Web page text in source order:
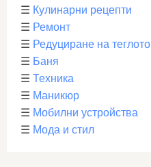
☰ Кулинарни рецепти
☰ Ремонт
☰ Редуциране на теглото
☰ Баня
☰ Техника
☰ Маникюр
☰ Мобилни устройства
☰ Мода и стил